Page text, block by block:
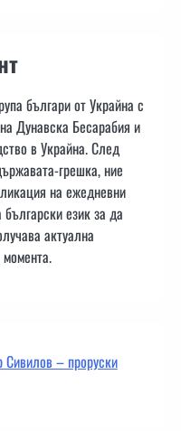
българи от Украйна с
Дунавска Бесарабия и
в Украйна. След
грешка, ние
на ежедневни
език за да
актуална
– проруски